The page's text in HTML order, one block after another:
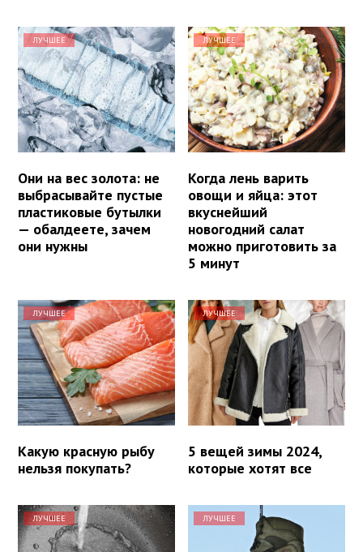
ЛУЧШЕЕ
Они на вес золота: не
выбрасывайте пустые
пластиковые бутылки
— обалдеете, зачем
они нужны
ЛУЧШЕЕ
Когда лень варить
овощи и яйца: этот
вкуснейший
новогодний салат
можно приготовить за
5 минут
ЛУЧШЕЕ
Какую красную рыбу
нельзя покупать?
ЛУЧШЕЕ
5 вещей зимы 2024,
которые хотят все
ЛУЧШЕЕ ЛУЧШЕЕ